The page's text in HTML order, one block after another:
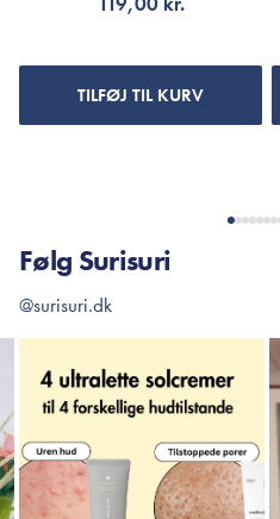
TILFØJ TIL KURV
Følg Surisuri
@surisuri.dk